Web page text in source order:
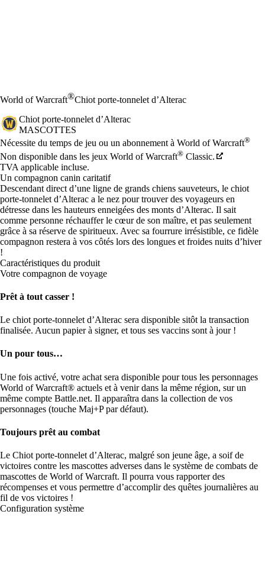
World of Warcraft®Chiot porte-tonnelet d’Alterac
Chiot porte-tonnelet d’Alterac
MASCOTTES
Prix
Available actions
Nécessite du temps de jeu ou un abonnement à World of Warcraft®
Non disponible dans les jeux World of Warcraft® Classic.
TVA applicable incluse.
Un compagnon canin caritatif
Descendant direct d’une ligne de grands chiens sauveteurs, le chiot
porte-tonnelet d’Alterac a le nez pour trouver des voyageurs en
détresse dans les hauteurs enneigées des monts d’Alterac. Il sait
comme personne réchauffer le cœur de son maître, et pas seulement
grâce à sa réserve de spiritueux. Avec sa fourrure irrésistible, ce fidèle
compagnon restera à vos côtés lors des longues et froides nuits d’hiver
!
Caractéristiques du produit
Votre compagnon de voyage
Prêt à tout casser !
Le chiot porte-tonnelet d’Alterac sera disponible sitôt la transaction
finalisée. Aucun papier à signer, et tous ses vaccins sont à jour !
Un pour tous…
Une fois activé, votre achat sera disponible pour tous les personnages
World of Warcraft® actuels et à venir dans la même région, sur un
même compte Battle.net. Il apparaîtra dans la collection de vos
personnages (touche Maj+P par défaut).
Toujours prêt au combat
Le Chiot porte-tonnelet d’Alterac, malgré son jeune âge, a soif de
victoires contre les mascottes adverses dans le système de combats de
mascottes de World of Warcraft. Il pourra vous rapporter des
récompenses et vous permettre d’accomplir des quêtes journalières au
fil de vos victoires !
Configuration système